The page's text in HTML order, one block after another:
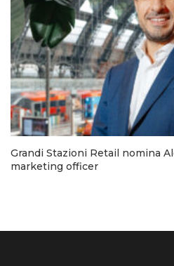
Grandi Stazioni Retail nomina
marketing officer